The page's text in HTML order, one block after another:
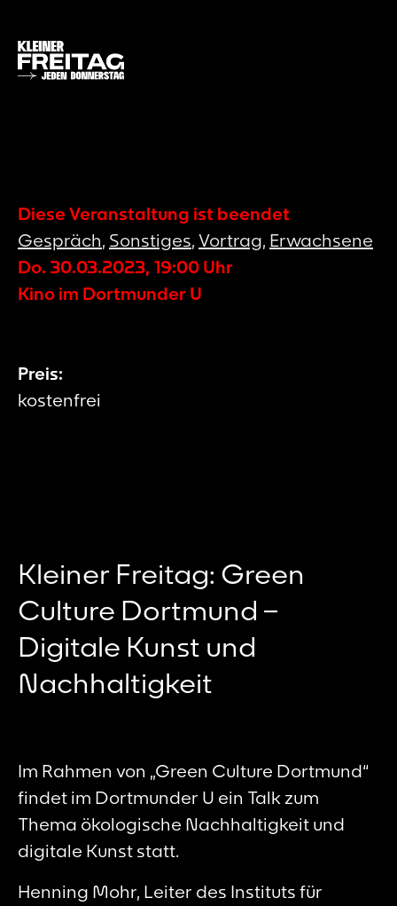
Diese Veranstaltung ist beendet
Gespräch, Sonstiges, Vortrag, Erwachsene
Do. 30.03.2023, 19:00 Uhr
Kino im Dortmunder U
Preis:
kostenfrei
Kleiner Freitag: Green
Culture Dortmund –
Digitale Kunst und
Nachhaltigkeit
Im Rahmen von „Green Culture Dortmund“
findet im Dortmunder U ein Talk zum
Thema ökologische Nachhaltigkeit und
digitale Kunst statt.
Henning Mohr, Leiter des Instituts für